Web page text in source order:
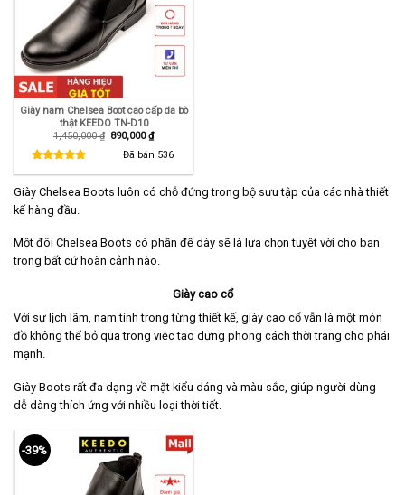
Giày nam Chelsea Boot cao cấp da bò
thật KEEDO TN-D10
1,450,000₫ Giá
890,000₫Giá
hiện
tại
Đã bán 536
Giày Chelsea Boots luôn có chỗ đứng trong bộ sưu tập của các nhà thiết
kế hàng đầu.
Một đôi Chelsea Boots có phần đế dày sẽ là lựa chọn tuyệt vời cho bạn
trong bất cứ hoàn cảnh nào.
Giày cao cổ
Với sự lịch lãm, nam tính trong từng thiết kế, giày cao cổ vẫn là một món
đồ không thể bỏ qua trong việc tạo dựng phong cách thời trang cho phái
mạnh.
Giày Boots rất đa dạng về mặt kiểu dáng và màu sắc, giúp người dùng
dễ dàng thích ứng với nhiều loại thời tiết.
-39%